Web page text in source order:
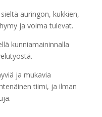
auringon, kukkien,
ja voima tulevat.
kunniamaininnalla
ja mukavia
tiimi, ja ilman